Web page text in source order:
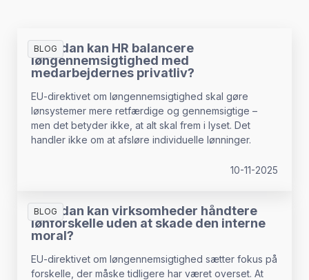
BLOG
Hvordan kan HR balancere
løngennemsigtighed med
medarbejdernes privatliv?
EU-direktivet om løngennemsigtighed skal gøre
lønsystemer mere retfærdige og gennemsigtige –
men det betyder ikke, at alt skal frem i lyset. Det
handler ikke om at afsløre individuelle lønninger.
10-11-2025
BLOG
Hvordan kan virksomheder håndtere
lønforskelle uden at skade den interne
moral?
EU-direktivet om løngennemsigtighed sætter fokus på
forskelle, der måske tidligere har været overset. At